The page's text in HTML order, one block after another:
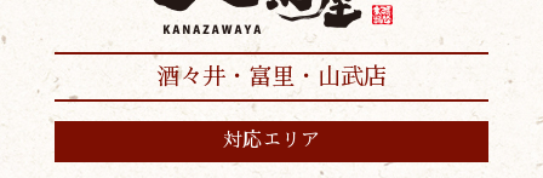
酒々井・富里・山武店
対応エリア